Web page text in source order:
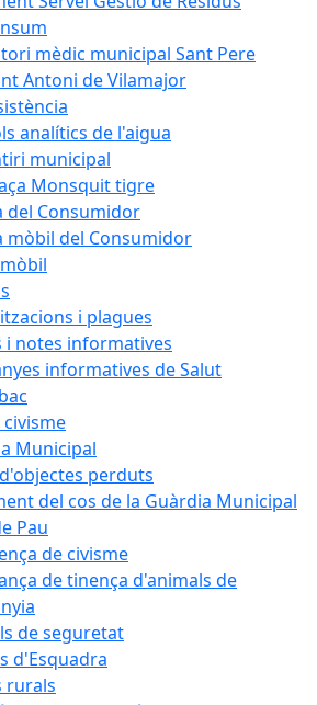
mèdic municipal Sant Pere
Antoni de Vilamajor
analítics de l'aigua
municipal
Monsquit tigre
del Consumidor
mòbil del Consumidor
i plagues
i notes informatives
informatives de Salut
Municipal
perduts
del cos de la Guàrdia Municipal
Pau
de civisme
de tinença d'animals de
de seguretat
d'Esquadra
rurals